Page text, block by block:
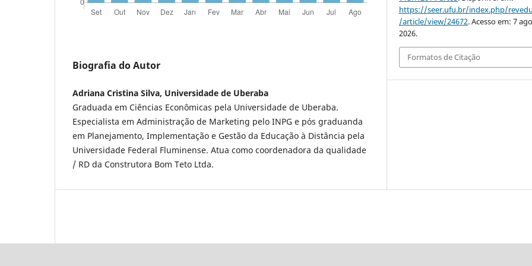
Biografia do Autor
Adriana Cristina Silva, Universidade de Uberaba
Graduada em Ciências Econômicas pela Universidade de Uberaba.
Especialista em Administração de Marketing pelo INPG e pós graduanda
em Planejamento, Implementação e Gestão da Educação à Distância pela
Universidade Federal Fluminense. Atua como coordenadora da qualidade
/ RD da Construtora Bom Teto Ltda.
https://seer.ufu.br/index.php/
/article/view/24672. Acesso em: 7
2026.
Formatos de Citação